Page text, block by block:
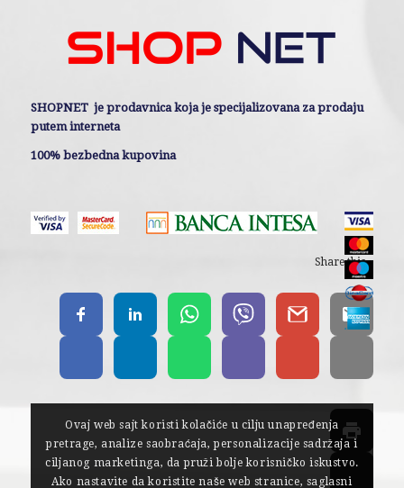
SHOPNET je prodavnica koja je specijalizovana za prodaju
putem interneta
100% bezbedna kupovina
Share this...
Ovaj web sajt koristi kolačiće u cilju unapređenja
pretrage, analize saobraćaja, personalizacije sadržaja i
ciljanog marketinga, da pruži bolje korisničko iskustvo.
Ako nastavite da koristite naše web stranice, saglasni